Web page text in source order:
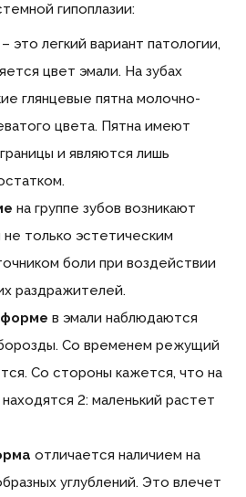
гипоплазии:
– это легкий вариант патологии,
цвет эмали. На зубах
глянцевые пятна молочно-
цвета. Пятна имеют
и являются лишь
на группе зубов возникают
только эстетическим
боли при воздействии
раздражителей.
в эмали наблюдаются
Со временем режущий
Со стороны кажется, что на
2: маленький растет
отличается наличием на
углублений. Это влечет